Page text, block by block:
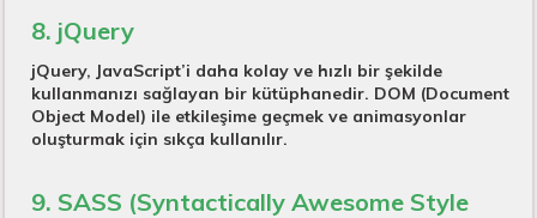
8. jQuery
jQuery, JavaScript’i daha kolay ve hızlı bir şekilde
kullanmanızı sağlayan bir kütüphanedir. DOM (Document
Object Model) ile etkileşime geçmek ve animasyonlar
oluşturmak için sıkça kullanılır.
9. SASS (Syntactically Awesome Style